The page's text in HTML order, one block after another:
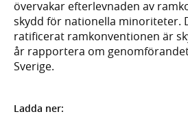
övervakar efterlevnaden av
skydd för nationella minoriteter.
ratificerat ramkonventionen är
år rapportera om
Sverige.
Ladda ner: